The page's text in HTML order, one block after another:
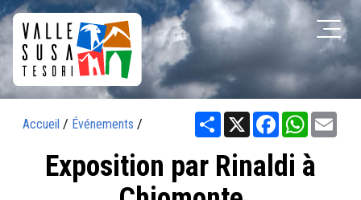
Accueil / Événements / Share X Facebook
Exposition par Rinaldi à